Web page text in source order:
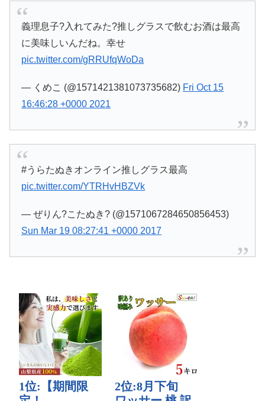
義理息子?入れてみた?推しグラスで飲むお酒は最高
に美味しいんだね。幸せ
pic.twitter.com/gRRUfqWoDa
— くめこ (@1571421381073735682) Fri Oct 15
16:46:28 +0000 2021
#うらたぬきオンライン推しグラス最高
pic.twitter.com/YTRHvHBZVk
— ぜりん?こたぬき? (@1571067284650856453)
Sun Mar 19 08:27:41 +0000 2017